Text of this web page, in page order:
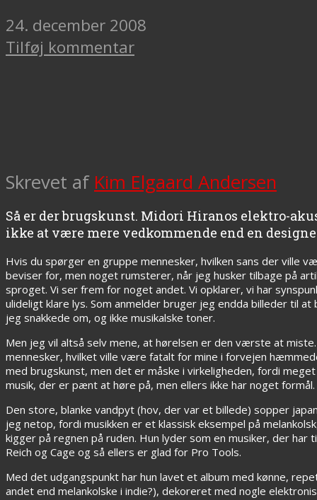
24. december 2008
Tilføj kommentar
Skrevet af Kim Elgaard Andersen
Så er der brugskunst. Midori Hiranos elektro-
ikke at være mere vedkommende end en
Hvis du spørger en gruppe mennesker, hvilken sans der ville
beviser for, men noget rumsterer, når jeg husker tilbage på
sproget. Vi ser frem for noget andet. Vi opklarer, vi har
ulideligt klare lys. Som anmelder bruger jeg endda billeder til
jeg snakkede om, og ikke musikalske toner.
Men jeg vil altså selv mene, at hørelsen er den værste at
mennesker, hvilket ville være fatalt for mine i forvejen
med brugskunst, men det er måske i virkeligheden, fordi
musik, der er pænt at høre på, men ellers ikke har noget formål.
Den store, blanke vandpyt (hov, der var et billede) sopper
jeg netop, fordi musikken er et klassisk eksempel på
kigger på regnen på ruden. Hun lyder som en musiker, der
Reich og Cage og så ellers er glad for Pro Tools.
Med det udgangspunkt har hun lavet et album med kønne,
andet end melankolske i indie?), dekoreret med nogle